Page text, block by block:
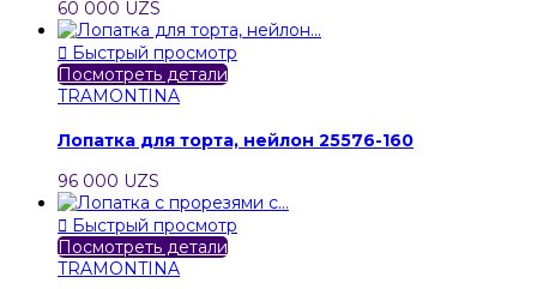
60 000 UZS
 Быстрый просмотр
Посмотреть детали
TRAMONTINA
Лопатка для торта, нейлон 25576-160
96 000 UZS
 Быстрый просмотр
Посмотреть детали
TRAMONTINA